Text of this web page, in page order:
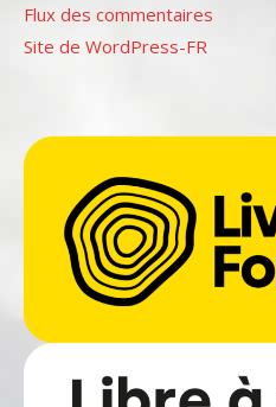
Flux des commentaires
Site de WordPress-FR